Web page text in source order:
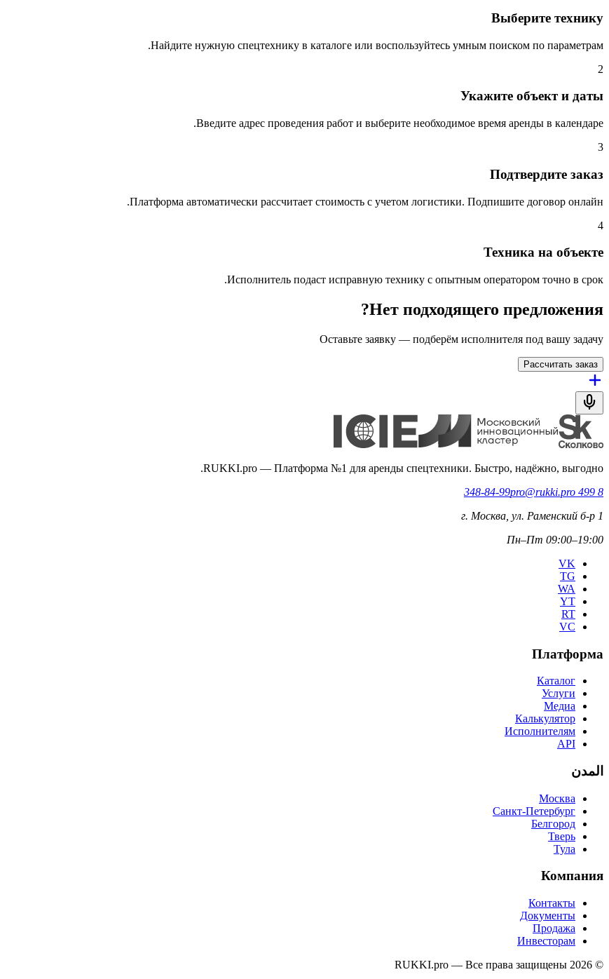
Выберите технику
Найдите нужную спецтехнику в каталоге или воспользуйтесь умным поиском по параметрам.
2
Укажите объект и даты
Введите адрес проведения работ и выберите необходимое время аренды в календаре.
3
Подтвердите заказ
Платформа автоматически рассчитает стоимость с учетом логистики. Подпишите договор онлайн.
4
Техника на объекте
Исполнитель подаст исправную технику с опытным оператором точно в срок.
Нет подходящего предложения?
Оставьте заявку — подберём исполнителя под вашу задачу
Рассчитать заказ
RUKKI.pro — Платформа №1 для аренды спецтехники. Быстро, надёжно, выгодно.
8 499 348-84-99
pro@rukki.pro
г. Москва, ул. Раменский б-р 1
Пн–Пт 09:00–19:00
VK
TG
WA
YT
RT
VC
Платформа
Каталог
Услуги
Медиа
Калькулятор
Исполнителям
API
المدن
Москва
Санкт-Петербург
Белгород
Тверь
Тула
Компания
Контакты
Документы
Продажа
Инвесторам
© 2026 RUKKI.pro — Все права защищены